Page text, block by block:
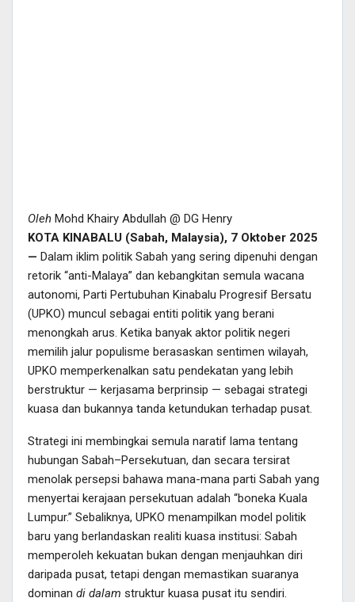
Oleh Mohd Khairy Abdullah @ DG Henry
KOTA KINABALU (Sabah, Malaysia), 7 Oktober 2025
— Dalam iklim politik Sabah yang sering dipenuhi dengan
retorik “anti-Malaya” dan kebangkitan semula wacana
autonomi, Parti Pertubuhan Kinabalu Progresif Bersatu
(UPKO) muncul sebagai entiti politik yang berani
menongkah arus. Ketika banyak aktor politik negeri
memilih jalur populisme berasaskan sentimen wilayah,
UPKO memperkenalkan satu pendekatan yang lebih
berstruktur — kerjasama berprinsip — sebagai strategi
kuasa dan bukannya tanda ketundukan terhadap pusat.
Strategi ini membingkai semula naratif lama tentang
hubungan Sabah–Persekutuan, dan secara tersirat
menolak persepsi bahawa mana-mana parti Sabah yang
menyertai kerajaan persekutuan adalah “boneka Kuala
Lumpur.” Sebaliknya, UPKO menampilkan model politik
baru yang berlandaskan realiti kuasa institusi: Sabah
memperoleh kekuatan bukan dengan menjauhkan diri
daripada pusat, tetapi dengan memastikan suaranya
dominan di dalam struktur kuasa pusat itu sendiri.